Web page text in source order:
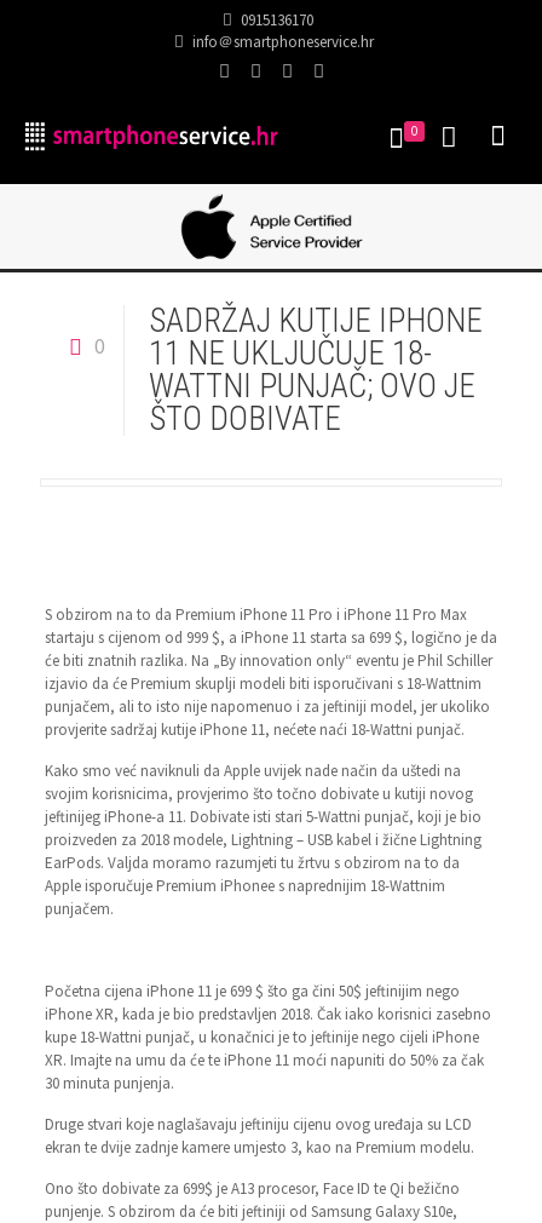
0915136170
info＠smartphoneservice.hr
0
0
SADRŽAJ KUTIJE IPHONE
11 NE UKLJUČUJE 18-
WATTNI PUNJAČ; OVO JE
ŠTO DOBIVATE
S obzirom na to da Premium iPhone 11 Pro i iPhone 11 Pro Max
startaju s cijenom od 999 $, a iPhone 11 starta sa 699 $, logično je da
će biti znatnih razlika. Na „By innovation only“ eventu je Phil Schiller
izjavio da će Premium skuplji modeli biti isporučivani s 18-Wattnim
punjačem, ali to isto nije napomenuo i za jeftiniji model, jer ukoliko
provjerite sadržaj kutije iPhone 11, nećete naći 18-Wattni punjač.
Kako smo već naviknuli da Apple uvijek nade način da uštedi na
svojim korisnicima, provjerimo što točno dobivate u kutiji novog
jeftinijeg iPhone-a 11. Dobivate isti stari 5-Wattni punjač, koji je bio
proizveden za 2018 modele, Lightning – USB kabel i žične Lightning
EarPods. Valjda moramo razumjeti tu žrtvu s obzirom na to da
Apple isporučuje Premium iPhonee s naprednijim 18-Wattnim
punjačem.
Početna cijena iPhone 11 je 699 $ što ga čini 50$ jeftinijim nego
iPhone XR, kada je bio predstavljen 2018. Čak iako korisnici zasebno
kupe 18-Wattni punjač, u konačnici je to jeftinije nego cijeli iPhone
XR. Imajte na umu da će te iPhone 11 moći napuniti do 50% za čak
30 minuta punjenja.
Druge stvari koje naglašavaju jeftiniju cijenu ovog uređaja su LCD
ekran te dvije zadnje kamere umjesto 3, kao na Premium modelu.
Ono što dobivate za 699$ je A13 procesor, Face ID te Qi bežično
punjenje. S obzirom da će biti jeftiniji od Samsung Galaxy S10e,